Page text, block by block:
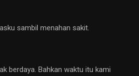
sambil menahan sakit.
berdaya. Bahkan waktu itu kami